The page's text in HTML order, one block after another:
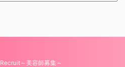
Recruit～美容師募集～